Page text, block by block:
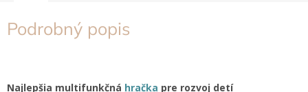
Podrobný popis
Najlepšia multifunkčná hračka pre rozvoj detí